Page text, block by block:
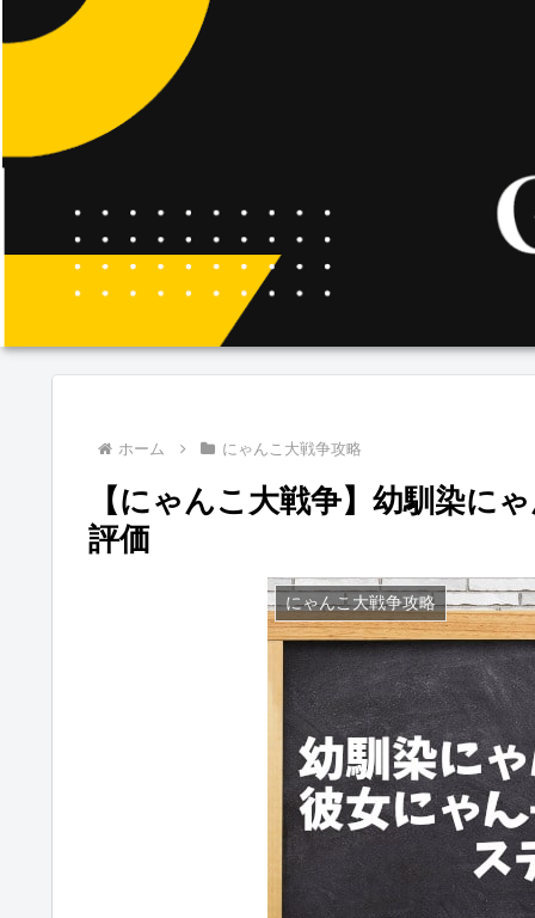
ホーム にゃんこ大戦争攻略
【にゃんこ大戦争】幼馴染に
評価
にゃんこ大戦争攻略